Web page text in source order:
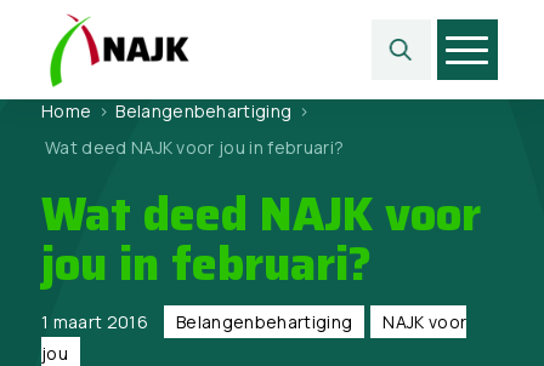
Home > Belangen­behartiging >
Wat deed NAJK voor jou in februari?
Wat deed NAJK voor
jou in februari?
1 maart 2016 Belangen­behartiging
NAJK voor
jou